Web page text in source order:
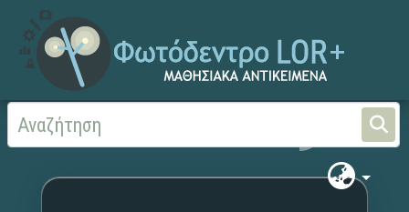
Αρχική Χωρίς τίτλο